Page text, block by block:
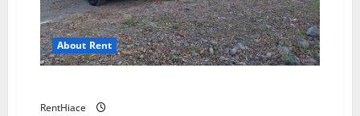
About Rent
RentHiace